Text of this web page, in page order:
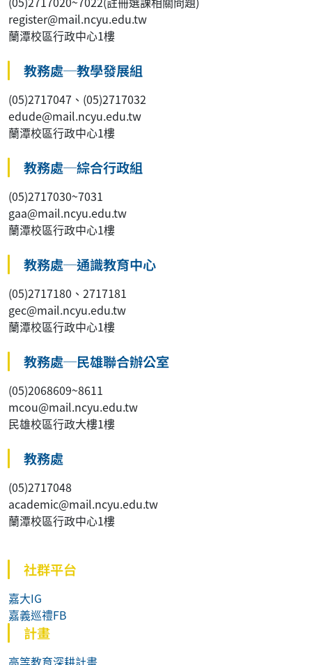
register@mail.ncyu.edu.tw
蘭潭校區行政中心1樓
教務處─教學發展組
(05)2717047、(05)2717032
edude@mail.ncyu.edu.tw
蘭潭校區行政中心1樓
教務處─綜合行政組
(05)2717030~7031
gaa@mail.ncyu.edu.tw
蘭潭校區行政中心1樓
教務處─通識教育中心
(05)2717180、2717181
gec@mail.ncyu.edu.tw
蘭潭校區行政中心1樓
教務處─民雄聯合辦公室
(05)2068609~8611
mcou@mail.ncyu.edu.tw
民雄校區行政大樓1樓
教務處
(05)2717048
academic@mail.ncyu.edu.tw
蘭潭校區行政中心1樓
社群平台
嘉大IG
嘉義巡禮FB
計畫
高等教育深耕計畫